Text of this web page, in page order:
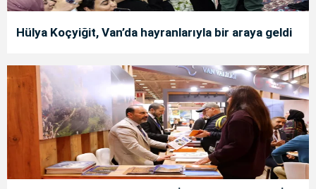
Hülya Koçyiğit, Van’da hayranlarıyla bir araya geldi